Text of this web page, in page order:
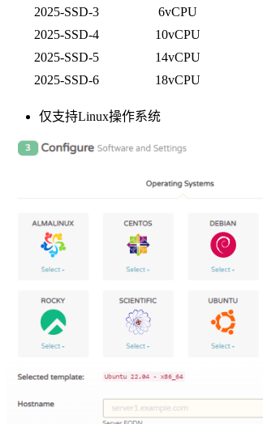
2025-SSD-3
6vCPU
2025-SSD-4
10vCPU
2025-SSD-5
14vCPU
2025-SSD-6
18vCPU
仅支持Linux操作系统